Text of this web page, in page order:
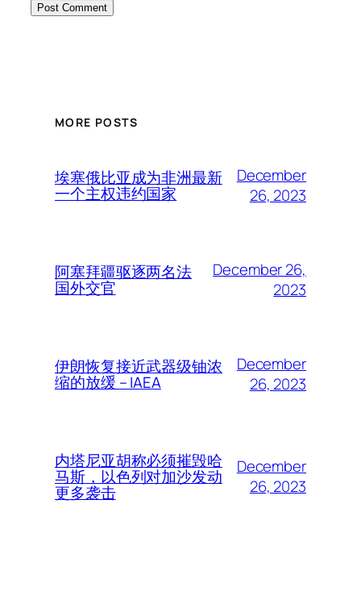
MORE POSTS
埃塞俄比亚成为非洲最新
一个主权违约国家
December
26, 2023
阿塞拜疆驱逐两名法
国外交官
December 26,
2023
伊朗恢复接近武器级铀浓
缩的放缓 – IAEA
December
26, 2023
内塔尼亚胡称必须摧毁哈
马斯，以色列对加沙发动
更多袭击
December
26, 2023